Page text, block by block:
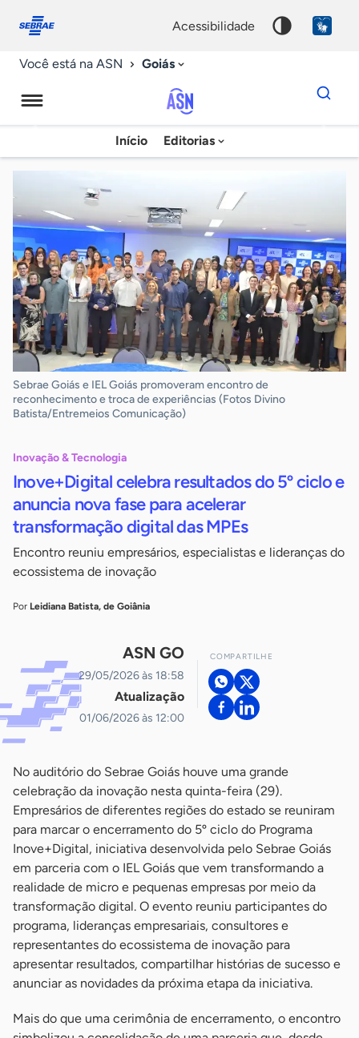
conosco
acessibilidade
Você está na ASN Goiás
Agência
Sebrae
Notícias
Início Editorias
Dados
para
chave
Sebrae Goiás e IEL Goiás promoveram encontro de
reconhecimento e troca de experiências (Fotos Divino
Batista/Entremeios Comunicação)
Inovação & Tecnologia
Inove+Digital celebra resultados do 5º ciclo e
anuncia nova fase para acelerar
transformação digital das MPEs
Encontro reuniu empresários, especialistas e lideranças do
ecossistema de inovação
Por Leidiana Batista, de Goiânia
ASN GO
29/05/2026 às 18:58
Atualização
01/06/2026 às 12:00
COMPARTILHE
No auditório do Sebrae Goiás houve uma grande
celebração da inovação nesta quinta-feira (29).
Empresários de diferentes regiões do estado se reuniram
para marcar o encerramento do 5º ciclo do Programa
Inove+Digital, iniciativa desenvolvida pelo Sebrae Goiás
em parceria com o IEL Goiás que vem transformando a
realidade de micro e pequenas empresas por meio da
transformação digital. O evento reuniu participantes do
programa, lideranças empresariais, consultores e
representantes do ecossistema de inovação para
apresentar resultados, compartilhar histórias de sucesso e
anunciar as novidades da próxima etapa da iniciativa.
Mais do que uma cerimônia de encerramento, o encontro